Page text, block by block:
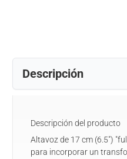
Descripción
Descripción del producto
Altavoz de 17 cm (6.5")
para incorporar un